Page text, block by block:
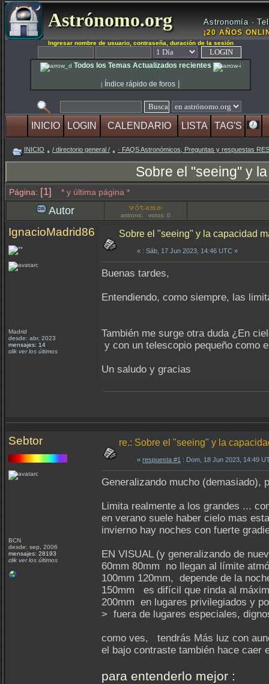
Astrónomo.org Astronomía ·
¡20 AÑOS
Ingresar nombre de usuario, contraseña, duración de la sesión
Todos los Temas Actualizados recientes
| Índice rápido de foros |
INICIO LOGIN CALENDARIO LISTA TAG'S
INICIO / directorio general / · FAQS Astronómicos, Preguntas y respuestas
Sobre el "seeing" y
Página: [1] * y última página *
Autor astrons: votos: 0
IgnacioMadrid86
Madrid
desde: abr, 2023
mensajes: 14
clik ver los últimos
Sobre el "seeing" y la capacidad
« : Sáb, 17 Jun 2023, 14:46 UTC »
Buenas tardes,
Entendiendo, como siempre, las
También me surge otra duda ¿En
y con un telescopio pequeño como
Un saludo y gracias
Sebtor
BCN
desde: sep, 2006
mensajes: 28193
clik ver los últimos
re.: Sobre el "seeing" y la
« respuesta #1 : Dom, 18 Jun 2023, 14:49
Generalizando mucho (demasiado),
Limita realmente a los grandes ...
en verano suele haber cielo mas
invierno hay noches con fuerte
EN VISUAL (y generalizando de
60mm 80mm no llegan al límite
100mm 120mm, depende de la
150mm es difícil que rinda al
200mm en lugares privilegiados y
> fuera de lugares especiales,
como ves, tendrás Más luz con
el bajo contraste también hace caer
para entenderlo mejor :